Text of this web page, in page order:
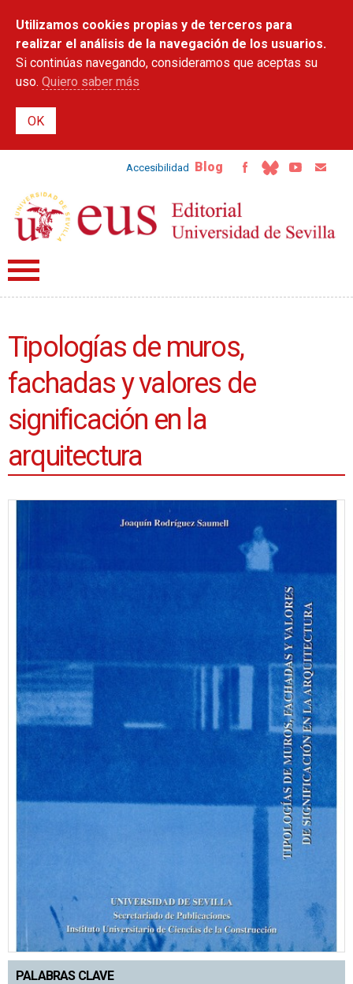
contenido
principal
Utilizamos cookies propias y de terceros para
realizar el análisis de la navegación de los usuarios.
Si continúas navegando, consideramos que aceptas su
uso. Quiero saber más
Accesibilidad Blog
Tipologías de muros,
fachadas y valores de
significación en la
arquitectura
PALABRAS CLAVE